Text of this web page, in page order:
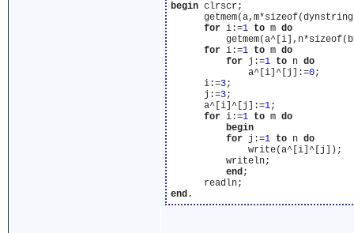
begin clrscr;
for i:=1 to m do
for i:=1 to m do
for j:=1 to n do
              a^[i]^[j]:=
0;
      i:=
3;
      j:=
3;
      a^[i]^[j]:=
1;
for i:=1 to m do
begin
for j:=1 to n do
              write(a^[i]^[j]);
          writeln;
end;
end